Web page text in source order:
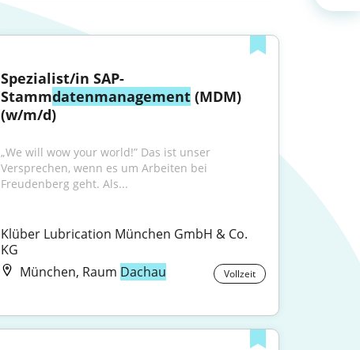
Spezialist/in SAP-
Stammdatenmanagement (MDM)
(w/m/d)
„We will wow your world!” Das ist unser
Versprechen, wenn es um Arbeiten bei
Freudenberg geht. Als...
Klüber Lubrication München GmbH & Co.
KG
München, Raum Dachau Vollzeit